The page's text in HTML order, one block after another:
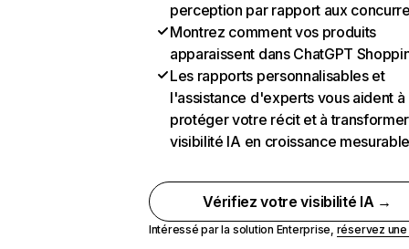
perception par rapport aux
Montrez comment vos produits
apparaissent dans ChatGPT
Les rapports personnalisables et
l'assistance d'experts vous aident à
protéger votre récit et à
visibilité IA en croissance
Vérifiez votre visibilité IA →
Intéressé par la solution Enterprise, réservez